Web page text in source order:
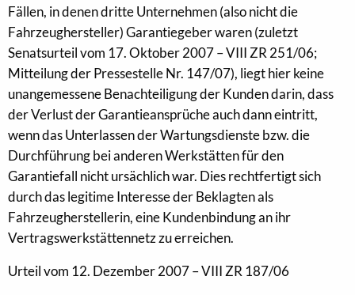
Fällen, in denen dritte Unternehmen (also nicht die
Fahrzeughersteller) Garantiegeber waren (zuletzt
Senatsurteil vom 17. Oktober 2007 – VIII ZR 251/06;
Mitteilung der Pressestelle Nr. 147/07), liegt hier keine
unangemessene Benachteiligung der Kunden darin, dass
der Verlust der Garantieansprüche auch dann eintritt,
wenn das Unterlassen der Wartungsdienste bzw. die
Durchführung bei anderen Werkstätten für den
Garantiefall nicht ursächlich war. Dies rechtfertigt sich
durch das legitime Interesse der Beklagten als
Fahrzeugherstellerin, eine Kundenbindung an ihr
Vertragswerkstättennetz zu erreichen.
Urteil vom 12. Dezember 2007 – VIII ZR 187/06